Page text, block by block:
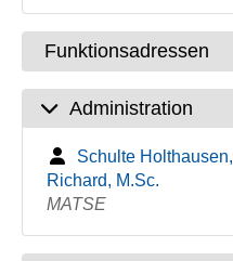
Funktionsadressen
Administration
Schulte Holthausen,
Richard, M.Sc.
MATSE